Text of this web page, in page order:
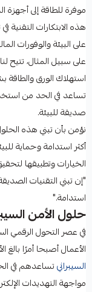
موفرة للطاقة إلى
هذه الابتكارات التقنية
على البيئة والوفورات
على سبيل المثال، تتيح
استهلاك الورق
تساعد في الحد من
صديقة للبيئة.
نؤمن بأن تبني هذه
أكثر استدامة وحماية
الخيارات وتطبيقها
"إن تبني التقنيات
استدامة."
حلول الأمن
في عصر التحول الرقمي
الأعمال أصبحا أمرًا بالغ
السيبرانيتساعدهم في
مواجهة التهديدات